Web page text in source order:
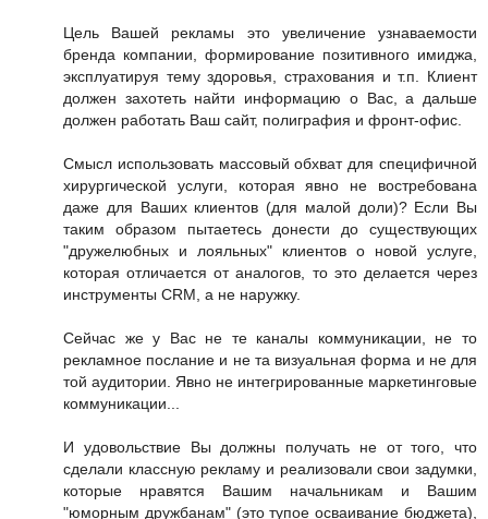
Цель Вашей рекламы это увеличение узнаваемости
бренда компании, формирование позитивного имиджа,
эксплуатируя тему здоровья, страхования и т.п. Клиент
должен захотеть найти информацию о Вас, а дальше
должен работать Ваш сайт, полиграфия и фронт-офис.
Смысл использовать массовый обхват для специфичной
хирургической услуги, которая явно не востребована
даже для Ваших клиентов (для малой доли)? Если Вы
таким образом пытаетесь донести до существующих
"дружелюбных и лояльных" клиентов о новой услуге,
которая отличается от аналогов, то это делается через
инструменты CRM, а не наружку.
Сейчас же у Вас не те каналы коммуникации, не то
рекламное послание и не та визуальная форма и не для
той аудитории. Явно не интегрированные маркетинговые
коммуникации...
И удовольствие Вы должны получать не от того, что
сделали классную рекламу и реализовали свои задумки,
которые нравятся Вашим начальникам и Вашим
"юморным дружбанам" (это тупое осваивание бюджета),